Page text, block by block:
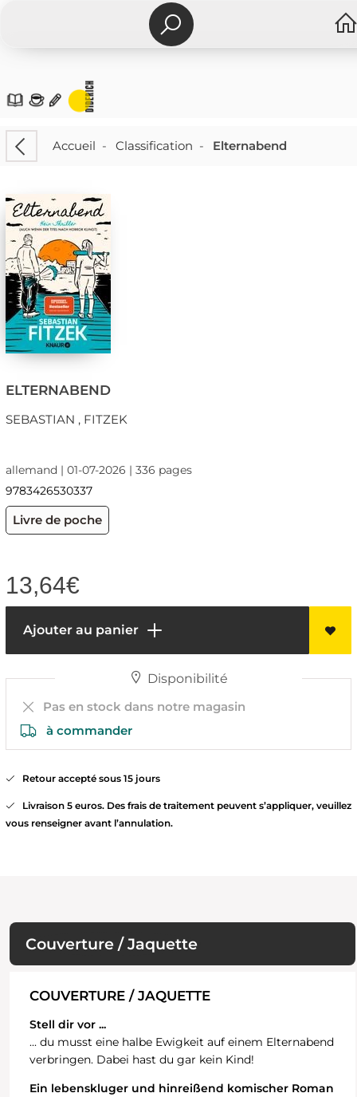
Accueil - Classification - Elternabend
ELTERNABEND
SEBASTIAN , FITZEK
allemand | 01-07-2026 | 336 pages
9783426530337
Livre de poche
13,64€
Ajouter au panier
Disponibilité
Pas en stock dans notre magasin
à commander
Retour accepté sous 15 jours
Livraison 5 euros. Des frais de traitement peuvent s’appliquer, veuillez
vous renseigner avant l’annulation.
Couverture / Jaquette
COUVERTURE / JAQUETTE
Stell dir vor ...
... du musst eine halbe Ewigkeit auf einem Elternabend
verbringen. Dabei hast du gar kein Kind!
Ein lebenskluger und hinreißend komischer Roman